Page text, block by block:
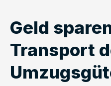
Geld
Transport